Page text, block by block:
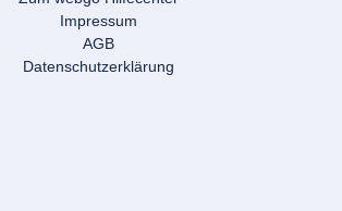
Impressum
AGB
Datenschutzerklärung